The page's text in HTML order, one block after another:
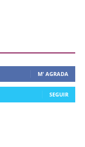
M' AGRADA
SEGUIR